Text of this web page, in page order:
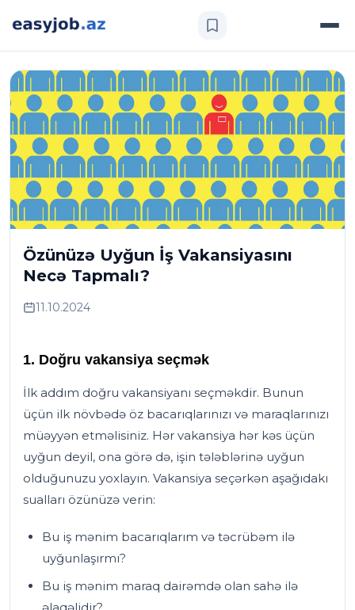
Özünüzə Uyğun İş Vakansiyasını
Necə Tapmalı?
11.10.2024
1. Doğru vakansiya seçmək
İlk addım doğru vakansiyanı seçməkdir. Bunun
üçün ilk növbədə öz bacarıqlarınızı və maraqlarınızı
müəyyən etməlisiniz. Hər vakansiya hər kəs üçün
uyğun deyil, ona görə də, işin tələblərinə uyğun
olduğunuzu yoxlayın. Vakansiya seçərkən aşağıdakı
sualları özünüzə verin:
Bu iş mənim bacarıqlarım və təcrübəm ilə
uyğunlaşırmı?
Bu iş mənim maraq dairəmdə olan sahə ilə